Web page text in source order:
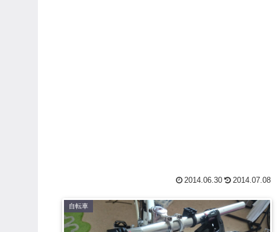
2014.06.30 2014.07.08
自転車